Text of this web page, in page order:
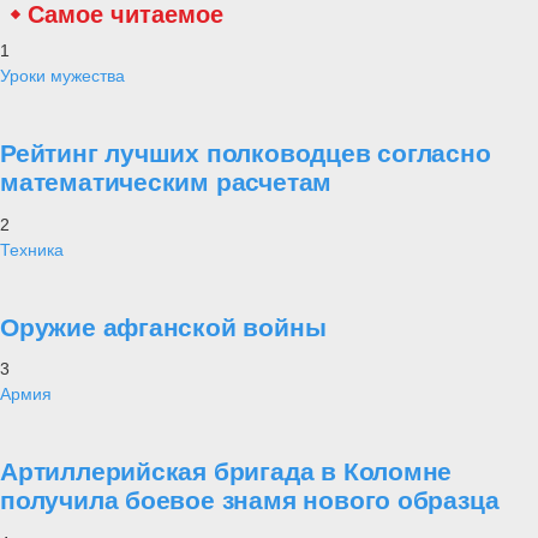
Самое читаемое
1
Уроки мужества
Рейтинг лучших полководцев согласно
математическим расчетам
2
Техника
Оружие афганской войны
3
Армия
Артиллерийская бригада в Коломне
получила боевое знамя нового образца